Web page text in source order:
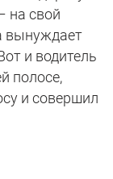
на свой
вынуждает
и водитель
полосе,
и совершил